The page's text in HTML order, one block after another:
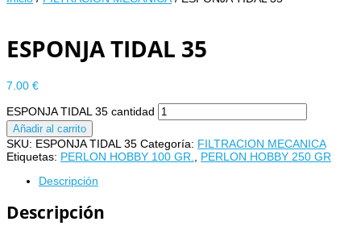
ESPONJA TIDAL 35
7.00 €
ESPONJA TIDAL 35 cantidad
Añadir al carrito
SKU: ESPONJA TIDAL 35 Categoría: FILTRACION MECANICA
Etiquetas: PERLON HOBBY 100 GR.
PERLON HOBBY 250 GR
Descripción
Descripción